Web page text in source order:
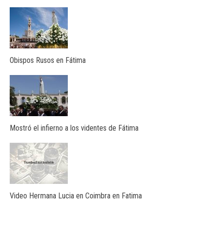
Obispos Rusos en Fátima
Mostró el infierno a los videntes de Fátima
Video Hermana Lucia en Coimbra en Fatima